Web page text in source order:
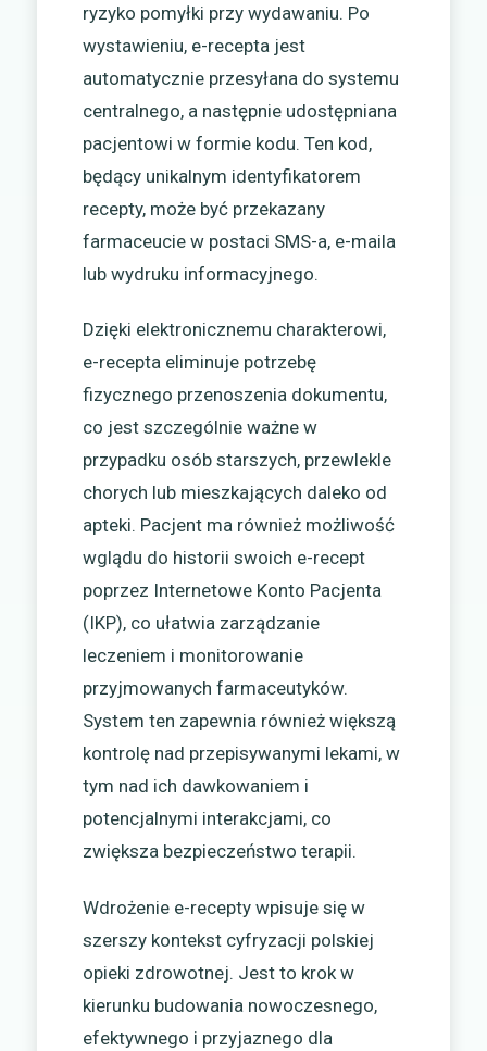
ryzyko pomyłki przy wydawaniu. Po
wystawieniu, e-recepta jest
automatycznie przesyłana do systemu
centralnego, a następnie udostępniana
pacjentowi w formie kodu. Ten kod,
będący unikalnym identyfikatorem
recepty, może być przekazany
farmaceucie w postaci SMS-a, e-maila
lub wydruku informacyjnego.
Dzięki elektronicznemu charakterowi,
e-recepta eliminuje potrzebę
fizycznego przenoszenia dokumentu,
co jest szczególnie ważne w
przypadku osób starszych, przewlekle
chorych lub mieszkających daleko od
apteki. Pacjent ma również możliwość
wglądu do historii swoich e-recept
poprzez Internetowe Konto Pacjenta
(IKP), co ułatwia zarządzanie
leczeniem i monitorowanie
przyjmowanych farmaceutyków.
System ten zapewnia również większą
kontrolę nad przepisywanymi lekami, w
tym nad ich dawkowaniem i
potencjalnymi interakcjami, co
zwiększa bezpieczeństwo terapii.
Wdrożenie e-recepty wpisuje się w
szerszy kontekst cyfryzacji polskiej
opieki zdrowotnej. Jest to krok w
kierunku budowania nowoczesnego,
efektywnego i przyjaznego dla